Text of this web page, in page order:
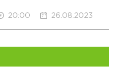
20:00 26.08.2023